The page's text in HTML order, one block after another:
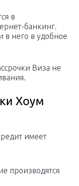
в
банкинг.
в него в удобное
Виза не
Хоум
имеет
производятся